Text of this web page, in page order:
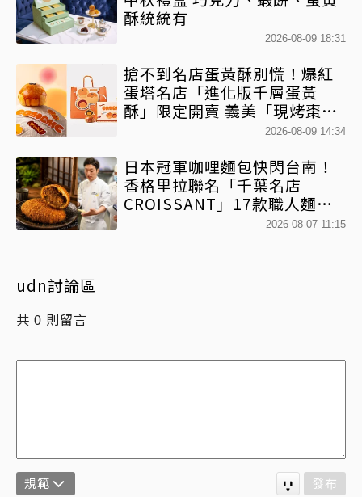
酥統統有
2026-08-09 18:31
搶不到名店蛋黃酥別慌！爆紅
蛋塔名店「進化版千層蛋黃
酥」限定開賣 義美「現烤棗泥
2026-08-09 14:34
日本冠軍咖哩麵包快閃台南！
香格里拉聯名「千葉名店
CROISSANT」17款職人麵包
2026-08-07 11:15
udn討論區
共 0 則留言
規範 發布